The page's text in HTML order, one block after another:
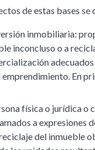
de estas bases se
inmobiliaria:
inconcluso o a
En
física o jurídica o
a expresiones
del inmueble